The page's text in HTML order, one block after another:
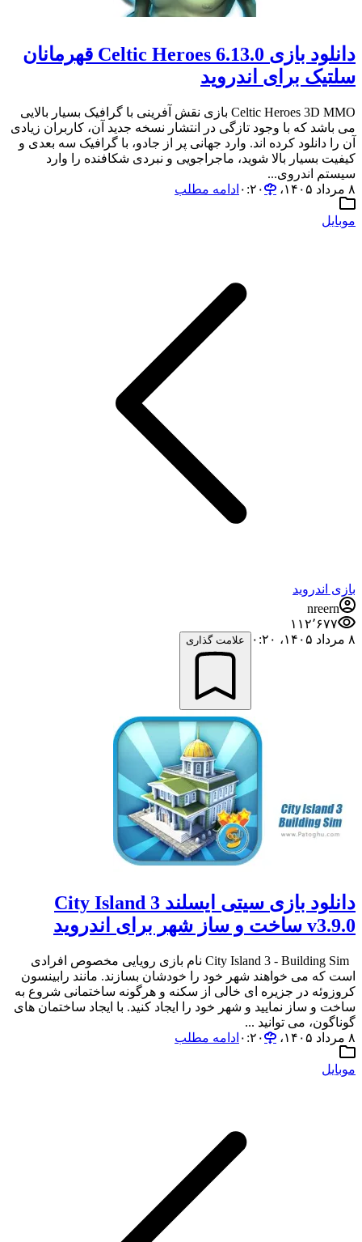
دانلود بازی Celtic Heroes 6.13.0 قهرمانان
سلتیک برای اندروید
Celtic Heroes 3D MMO بازی نقش آفرینی با گرافیک بسیار بالایی
می باشد که با وجود تازگی در انتشار نسخه جدید آن، کاربران زیادی
آن را دانلود کرده اند. وارد جهانی پر از جادو، با گرافیک سه بعدی و
کیفیت بسیار بالا شوید، ماجراجویی و نبردی شکافنده را وارد
سیستم اندروی...
۸ مرداد ۱۴۰۵،‏ ۰:۲۰
ادامه مطلب
موبایل
بازی اندروید
nreern
۱۱۲٬۶۷۷
۸ مرداد ۱۴۰۵،‏ ۰:۲۰
علامت گذاری
دانلود بازی سیتی ایسلند City Island 3
v3.9.0 ساخت و ساز شهر برای اندروید
City Island 3 - Building Sim نام بازی رویایی مخصوص افرادی
است که می خواهند شهر خود را خودشان بسازند. مانند رابینسون
کروزوئه در جزیره ای خالی از سکنه و هرگونه ساختمانی شروع به
ساخت و ساز نمایید و شهر خود را ایجاد کنید. با ایجاد ساختمان های
گوناگون، می توانید ...
۸ مرداد ۱۴۰۵،‏ ۰:۲۰
ادامه مطلب
موبایل